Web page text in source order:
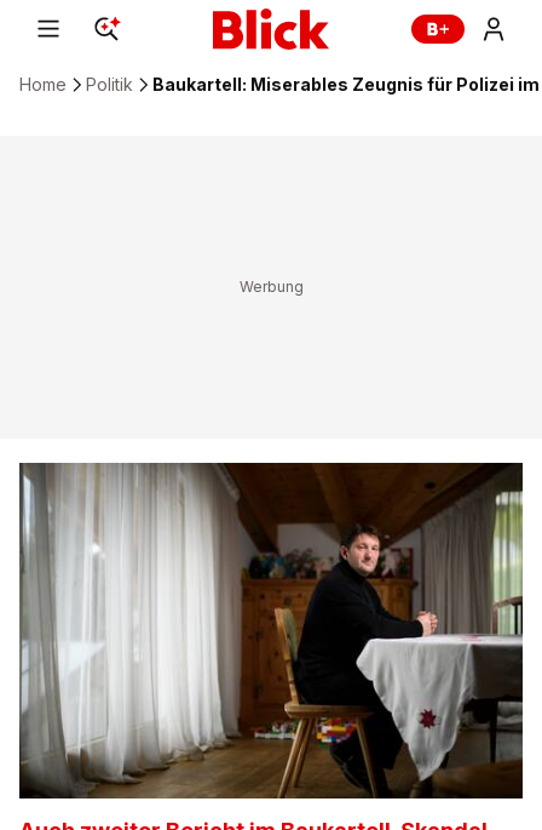
Home Politik Baukartell: Miserables Zeugnis für Polizei